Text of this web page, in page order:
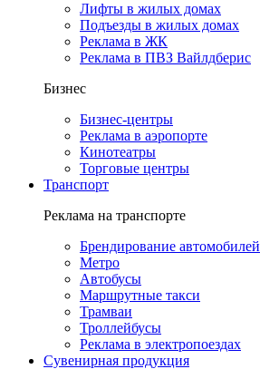
Лифты в жилых домах
Подъезды в жилых домах
Реклама в ЖК
Реклама в ПВЗ Вайлдберис
Бизнес
Бизнес-центры
Реклама в аэропорте
Кинотеатры
Торговые центры
Транспорт
Реклама на транспорте
Брендирование автомобилей
Метро
Автобусы
Маршрутные такси
Трамваи
Троллейбусы
Реклама в электропоездах
Сувенирная продукция